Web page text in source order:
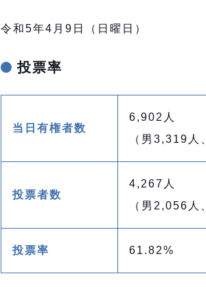
令和5年4月9日（日曜日）
投票率
当日有権者数
6,902人
（男3,319人
投票者数
4,267人
（男2,056人
投票率 61.82%